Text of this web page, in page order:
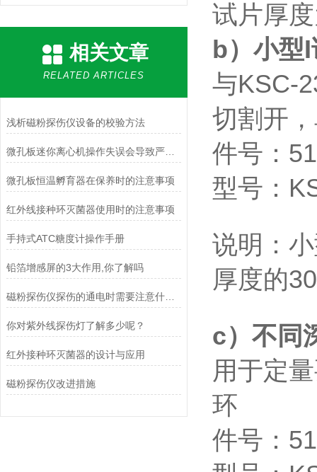
相关文章
RELATED ARTICLES
浅析磁粉探伤仪设备的校验方法
微孔板迷你离心机操作失误会导致严重后果，甚至危及生命
微孔板恒温孵育器在保养时的注意事项
红外线接种环灭菌器使用时的注意事项
手持式ATC糖度计操作手册
铅箔增感屏的3大作用,你了解吗
磁粉探伤仪探伤的通电时需要注意什么？
你对紫外线探伤灯了解多少呢？
红外接种环灭菌器的设计与应用
磁粉探伤仪改进措施
试片厚
b）小型I
与KSC-
切割开
件号：
型号：
说明：
厚度的
c）不同
用于定
环
件号：